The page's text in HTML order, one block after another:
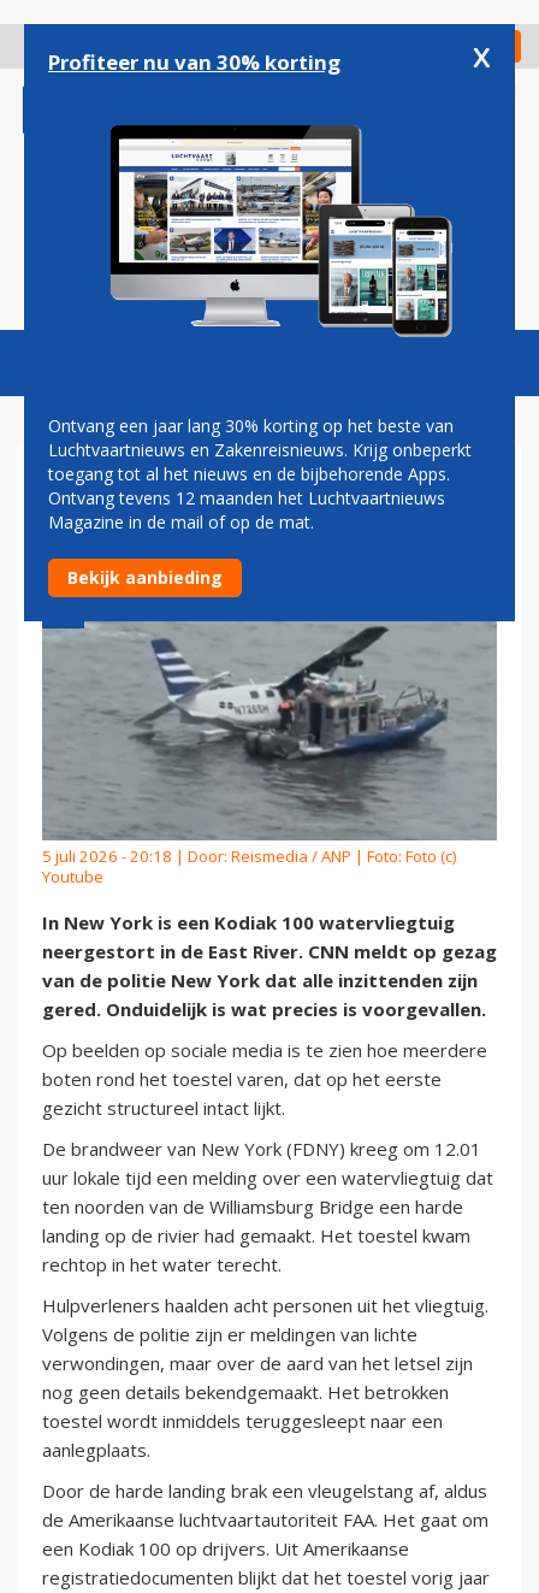
gaan
Check in
Magazine Podcasts Vacatures
VLIEGTUIG NEERGESTORT IN
EAST RIVER, NEW YORK
5 juli 2026 - 20:18 | Door: Reismedia / ANP | Foto: Foto (c)
Youtube
In New York is een Kodiak 100 watervliegtuig
neergestort in de East River. CNN meldt op gezag
van de politie New York dat alle inzittenden zijn
gered. Onduidelijk is wat precies is voorgevallen.
Op beelden op sociale media is te zien hoe meerdere
boten rond het toestel varen, dat op het eerste
gezicht structureel intact lijkt.
De brandweer van New York (FDNY) kreeg om 12.01
uur lokale tijd een melding over een watervliegtuig dat
ten noorden van de Williamsburg Bridge een harde
landing op de rivier had gemaakt. Het toestel kwam
rechtop in het water terecht.
Hulpverleners haalden acht personen uit het vliegtuig.
Volgens de politie zijn er meldingen van lichte
verwondingen, maar over de aard van het letsel zijn
nog geen details bekendgemaakt. Het betrokken
toestel wordt inmiddels teruggesleept naar een
aanlegplaats.
Door de harde landing brak een vleugelstang af, aldus
de Amerikaanse luchtvaartautoriteit FAA. Het gaat om
een Kodiak 100 op drijvers. Uit Amerikaanse
registratiedocumenten blijkt dat het toestel vorig jaar
Profiteer nu van 30% korting x
Ontvang een jaar lang 30% korting op het beste van
Luchtvaartnieuws en Zakenreisnieuws. Krijg onbeperkt
toegang tot al het nieuws en de bijbehorende Apps.
Ontvang tevens 12 maanden het Luchtvaartnieuws
Magazine in de mail of op de mat.
Bekijk aanbieding